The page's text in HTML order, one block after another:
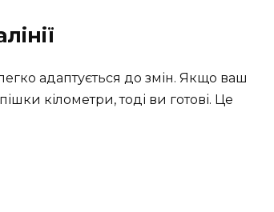
адаптується до змін. Якщо ваш
кілометри, тоді ви готові. Це